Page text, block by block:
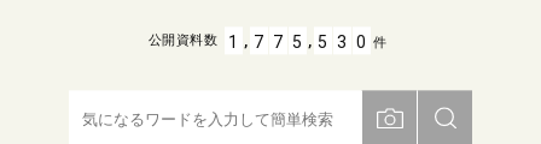
公開資料数 1 , 7 7 5 , 5 3 0 件